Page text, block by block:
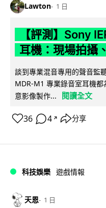
Lawton 1 日
【評測】Sony
耳機：現場拍攝
談到專業混音專用的聲音監
MDR-M1 專業錄音室耳機
意影像製作...
閱讀全文
36 4 ↗ 分享
科技娛樂 遊戲情報
天恩 1 日